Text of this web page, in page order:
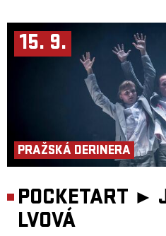
15. 9.
PRAŽSKÁ DERINERA
POCKETART ►
LVOVÁ